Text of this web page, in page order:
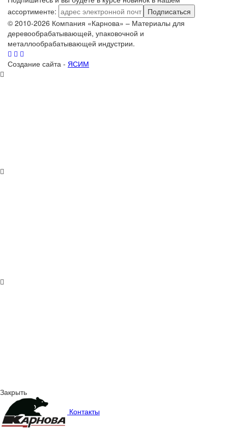
ассортименте:
Подписаться
© 2010-2026 Компания «Карнова» – Материалы для
деревообрабатывающей, упаковочной и
металлообрабатывающей индустрии.
Создание сайта - ЯСИМ
Закрыть
Контакты